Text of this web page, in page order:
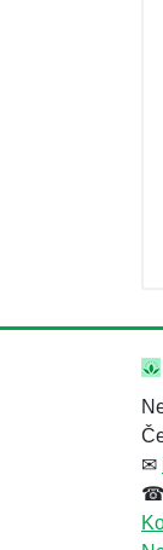
✉
☎